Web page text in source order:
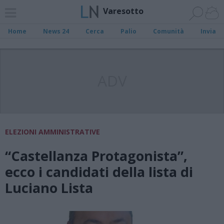
Varesotto
Home News 24 Cerca Palio Comunità Invia
ELEZIONI AMMINISTRATIVE
“Castellanza Protagonista”,
ecco i candidati della lista di
Luciano Lista